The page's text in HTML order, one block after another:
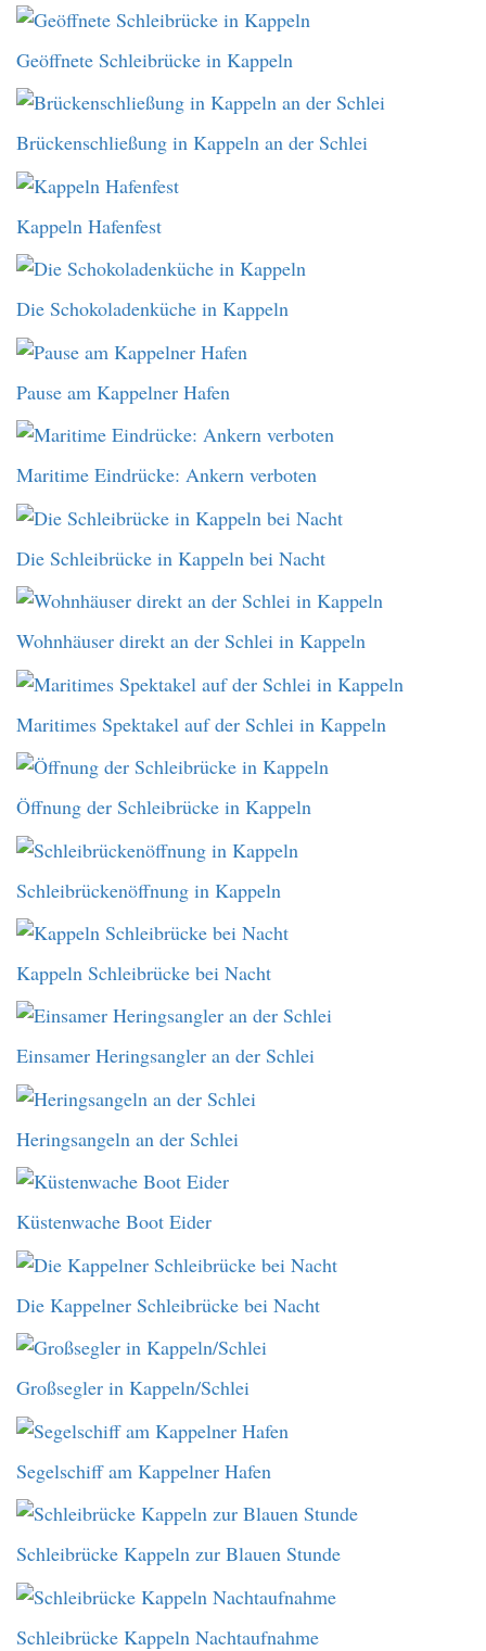
Geöffnete Schleibrücke in Kappeln
Brückenschließung in Kappeln an der Schlei
Kappeln Hafenfest
Die Schokoladenküche in Kappeln
Pause am Kappelner Hafen
Maritime Eindrücke: Ankern verboten
Die Schleibrücke in Kappeln bei Nacht
Wohnhäuser direkt an der Schlei in Kappeln
Maritimes Spektakel auf der Schlei in Kappeln
Öffnung der Schleibrücke in Kappeln
Schleibrückenöffnung in Kappeln
Kappeln Schleibrücke bei Nacht
Einsamer Heringsangler an der Schlei
Heringsangeln an der Schlei
Küstenwache Boot Eider
Die Kappelner Schleibrücke bei Nacht
Großsegler in Kappeln/Schlei
Segelschiff am Kappelner Hafen
Schleibrücke Kappeln zur Blauen Stunde
Schleibrücke Kappeln Nachtaufnahme